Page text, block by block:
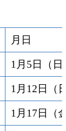
月日
1月5日（
1月12日（
1月17日（